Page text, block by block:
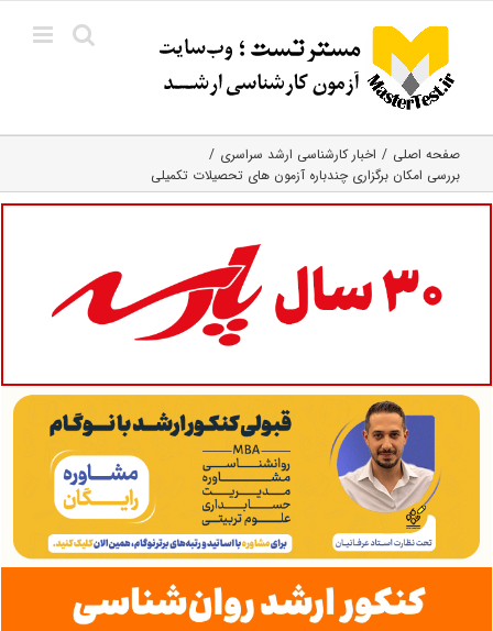
content
صفحه اصلی
اخبار کارشناسی ارشد سراسری
بررسی امکان برگزاری چندباره آزمون های تحصیلات تکمیلی